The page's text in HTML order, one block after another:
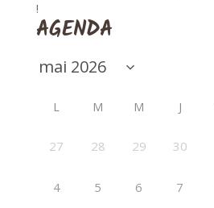
!
AGENDA
L M M J
27 28 29 30
4 5 6 7